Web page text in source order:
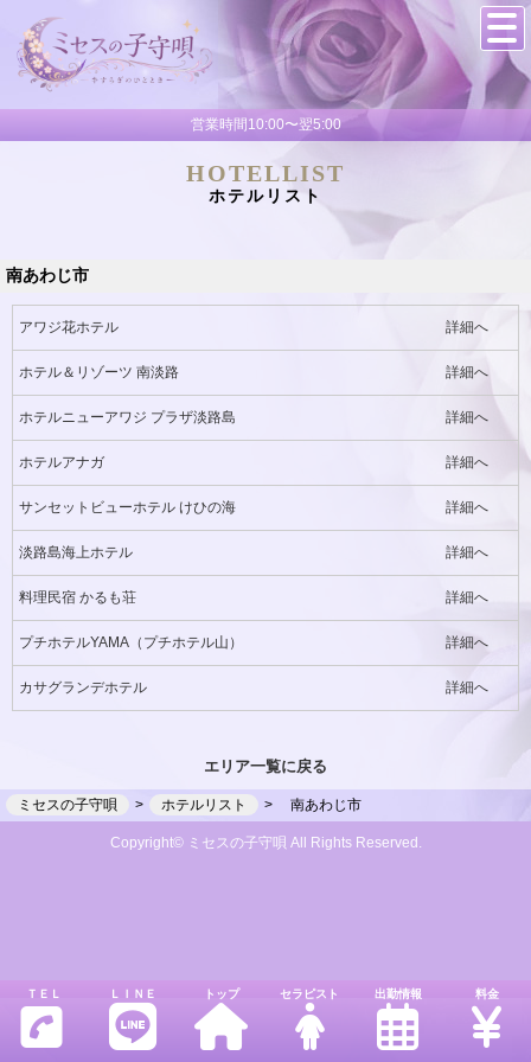
ＴＥＬ ＬＩＮＥ トップ セラピスト 出勤情報 料金
営業時間10:00〜翌5:00
HOTELLIST
ホテルリスト
南あわじ市
アワジ花ホテル 詳細へ
ホテル＆リゾーツ 南淡路 詳細へ
ホテルニューアワジ プラザ淡路島 詳細へ
ホテルアナガ 詳細へ
サンセットビューホテル けひの海 詳細へ
淡路島海上ホテル 詳細へ
料理民宿 かるも荘 詳細へ
プチホテルYAMA（プチホテル山） 詳細へ
カサグランデホテル 詳細へ
エリア一覧に戻る
ミセスの子守唄 ホテルリスト 南あわじ市
Copyright© ミセスの子守唄 All Rights Reserved.